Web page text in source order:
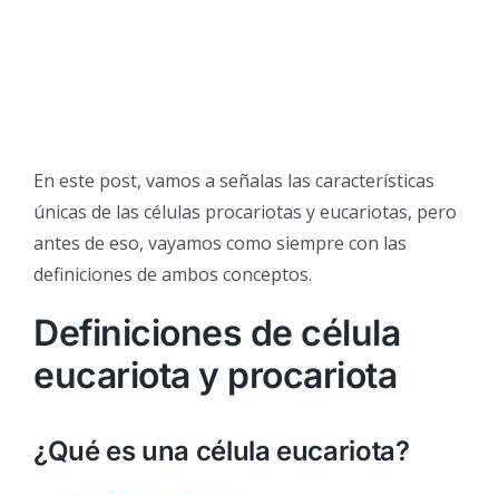
En este post, vamos a señalas las características
únicas de las células procariotas y eucariotas, pero
antes de eso, vayamos como siempre con las
definiciones de ambos conceptos.
Definiciones de célula
eucariota y procariota
¿Qué es una célula eucariota?